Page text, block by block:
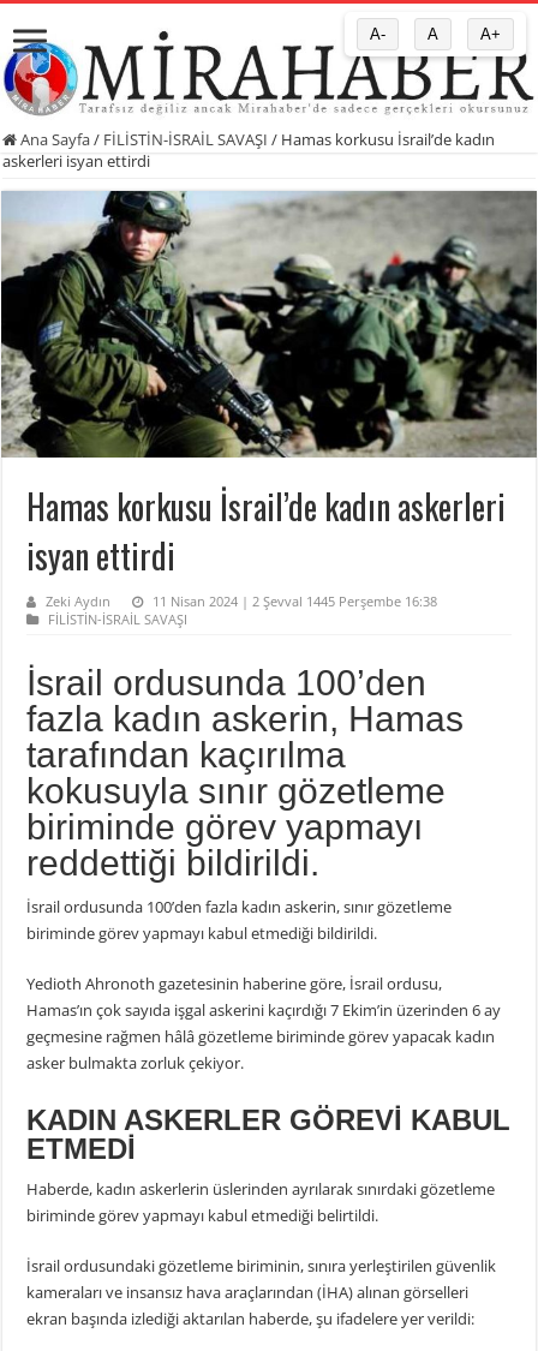
Ana Sayfa/ FİLİSTİN-İSRAİL SAVAŞI / Hamas korkusu İsrail’de kadın
askerleri isyan ettirdi
Hamas korkusu İsrail’de kadın askerleri
isyan ettirdi
Zeki Aydın
11 Nisan 2024 | 2 Şevval 1445 Perşembe 16:38
FİLİSTİN-İSRAİL SAVAŞI
İsrail ordusunda 100’den
fazla kadın askerin, Hamas
tarafından kaçırılma
kokusuyla sınır gözetleme
biriminde görev yapmayı
reddettiği bildirildi.
İsrail ordusunda 100’den fazla kadın askerin, sınır gözetleme
biriminde görev yapmayı kabul etmediği bildirildi.
Yedioth Ahronoth gazetesinin haberine göre, İsrail ordusu,
Hamas’ın çok sayıda işgal askerini kaçırdığı 7 Ekim’in üzerinden 6 ay
geçmesine rağmen hâlâ gözetleme biriminde görev yapacak kadın
asker bulmakta zorluk çekiyor.
KADIN ASKERLER GÖREVİ KABUL
ETMEDİ
Haberde, kadın askerlerin üslerinden ayrılarak sınırdaki gözetleme
biriminde görev yapmayı kabul etmediği belirtildi.
İsrail ordusundaki gözetleme biriminin, sınıra yerleştirilen güvenlik
kameraları ve insansız hava araçlarından (İHA) alınan görselleri
ekran başında izlediği aktarılan haberde, şu ifadelere yer verildi:
A- A A+